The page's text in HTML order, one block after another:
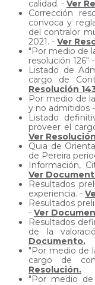
calidad. - Ver
Corrección
convoca y
del contralor
2021. - Ver
"Por medio de
resolución 126" -
Listado de
cargo de
Resolución
Por medio de
y no admitidos -
Listado
proveer el
Ver
Quia de
de Pereira
Información,
Ver
Resultados
experiencia. -
Resultados
- Ver
Resultados
de la
Documento.
"Por medio de
cargo de
Resolución.
"Por medio